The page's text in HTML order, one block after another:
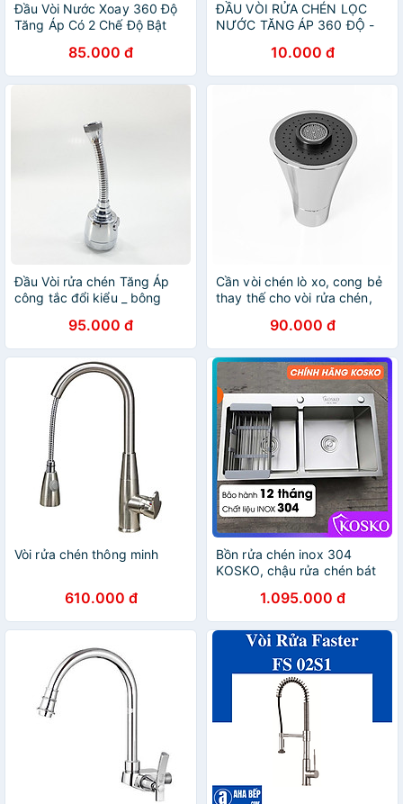
Đầu Vòi Nước Xoay 360 Độ
Tăng Áp Có 2 Chế Độ Bật
85.000 đ
ĐẦU VÒI RỬA CHÉN LỌC
NƯỚC TĂNG ÁP 360 ĐỘ -
10.000 đ
Đầu Vòi rửa chén Tăng Áp
công tắc đổi kiểu _ bông
vòi rửa bát tăng áp lực nước
2 chế độ phun_đầu tăng áp
rửa chén bát nhựa ABS si
inox cao cấp_ đầu vòi rửa
chén tăng áp_ vòi rửa chén
đa năng
95.000 đ
Cần vòi chén lò xo, cong bẻ
thay thế cho vòi rửa chén,
90.000 đ
Vòi rửa chén thông minh
610.000 đ
Bồn rửa chén inox 304
KOSKO, chậu rửa chén bát
nhiều loại vòi nước rửa chén
1.095.000 đ